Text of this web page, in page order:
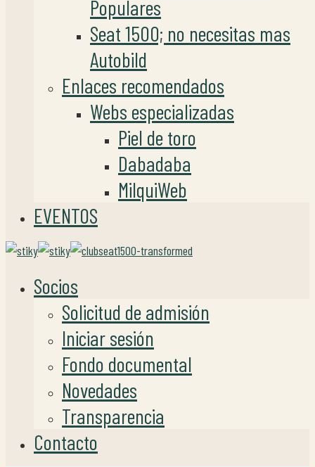
Populares
Seat 1500; no necesitas mas
Autobild
Enlaces recomendados
Webs especializadas
Piel de toro
Dabadaba
MilquiWeb
EVENTOS
Socios
Solicitud de admisión
Iniciar sesión
Fondo documental
Novedades
Transparencia
Contacto